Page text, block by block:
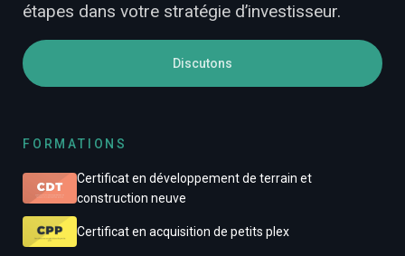
étapes dans votre stratégie d’investisseur.
Discutons
FORMATIONS
Certificat en développement de terrain et
construction neuve
Certificat en acquisition de petits plex